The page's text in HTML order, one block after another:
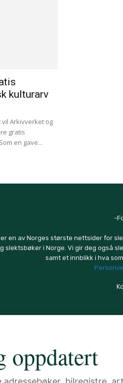
kulturarv
vil Arkivverket og
gratis
en gave...
-
er en av Norges største nettsider for
slektsbøker i Norge. Vi gir deg også
samt et innblikk i hva
oppdatert